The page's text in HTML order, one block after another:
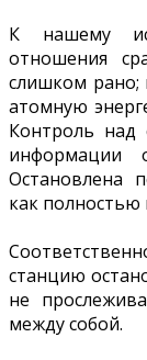
К нашему
отношения
слишком рано;
атомную
Контроль над
информации
Остановлена
как полностью
станцию
не
между собой.